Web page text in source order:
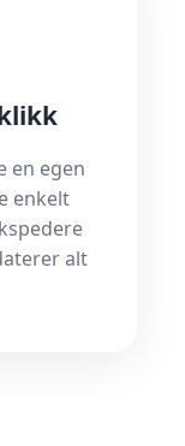
en egen
enkelt
alt